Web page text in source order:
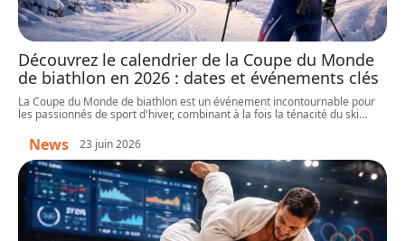
Découvrez le calendrier de la Coupe du Monde
de biathlon en 2026 : dates et événements clés
La Coupe du Monde de biathlon est un événement incontournable pour
les passionnés de sport d'hiver, combinant à la fois la ténacité du ski…
News 23 juin 2026